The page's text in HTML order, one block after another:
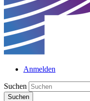
Anmelden
Suchen
Suchen